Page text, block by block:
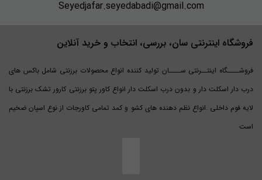
Seyedjafar.seyedabadi@gmail.com
فروشگاه اینترنتی سان، بررسی، انتخاب و خرید آنلاین
فروشــــگاه اینتــرنتی ســــان تولید کننده انواع محصولات برزنتی شامل باکس های
درب دار اسکلت دار و بدون درب اسکلت دار انواع کاور پتو برزنتی کارور تشک برزنتی با
لایه فوم داخلی .انواع نظم دهنده های کشو و کمد تمامی کاورجات از نوع اسپان ضخیم
است